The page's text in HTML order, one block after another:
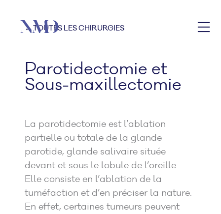
← TOUTES LES CHIRURGIES
Parotidectomie et
Sous-maxillectomie
La parotidectomie est l’ablation
partielle ou totale de la glande
parotide, glande salivaire située
devant et sous le lobule de l’oreille.
Elle consiste en l’ablation de la
tuméfaction et d’en préciser la nature.
En effet, certaines tumeurs peuvent